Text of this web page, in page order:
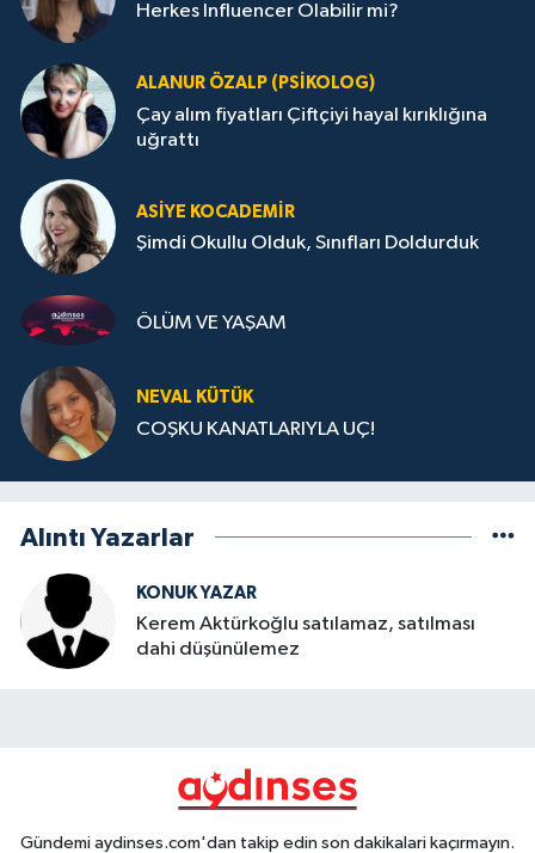
Herkes Influencer Olabilir mi?
ALANUR ÖZALP (PSIKOLOG)
Çay alım fiyatları Çiftçiyi hayal kırıklığına
uğrattı
ASIYE KOCADEMİR
Şimdi Okullu Olduk, Sınıfları Doldurduk
ÖLÜM VE YAŞAM
NEVAL KÜTÜK
COŞKU KANATLARIYLA UÇ!
Alıntı Yazarlar
KONUK YAZAR
Kerem Aktürkoğlu satılamaz, satılması
dahi düşünülemez
Gündemi aydinses.com'dan takip edin son dakikalari kaçırmayın.